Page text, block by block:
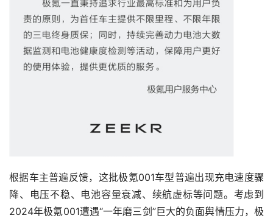
根据车主普遍反馈，这批极氪001车型普遍出现充电速度骤
降、电压不稳、电池容量衰减、续航虚标等问题。考虑到
2024年极氪001遭遇“一年磨三剑”巨大的负面舆情压力，极